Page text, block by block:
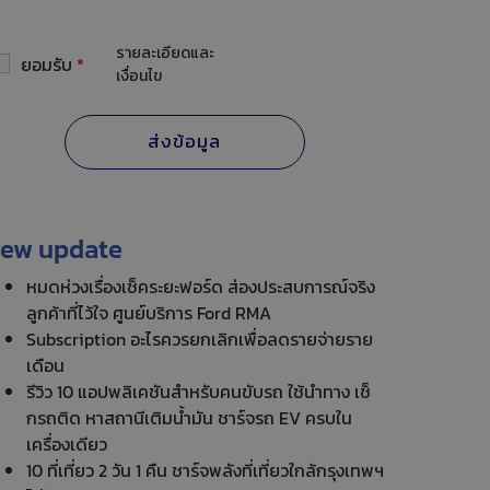
ยอมรับ *
รายละเอียดและ
เงื่อนไข
update
หมดห่วงเรื่องเช็คระยะฟอร์ด ส่องประสบการณ์จริง
ลูกค้าที่ไว้ใจ ศูนย์บริการ Ford RMA
Subscription อะไรควรยกเลิกเพื่อลดรายจ่ายราย
เดือน
รีวิว 10 แอปพลิเคชันสำหรับคนขับรถ ใช้นำทาง เช็
กรถติด หาสถานีเติมน้ำมัน ชาร์จรถ EV ครบใน
เครื่องเดียว
10 ที่เที่ยว 2 วัน 1 คืน ชาร์จพลังที่เที่ยวใกล้กรุงเทพฯ